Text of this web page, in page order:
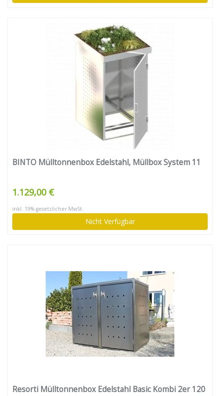
BINTO Mülltonnenbox Edelstahl, Müllbox System 11
1.129,00 €
inkl. 19% gesetzlicher MwSt.
Nicht Verfügbar
Resorti Mülltonnenbox Edelstahl Basic Kombi 2er 120